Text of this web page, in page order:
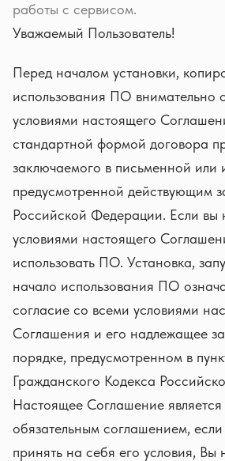
работы с сервисом.
Уважаемый Пользователь!
Перед началом установки,
использования ПО внимательно
условиями настоящего
стандартной формой договора
заключаемого в письменной или
предусмотренной действующим
Российской Федерации. Если вы
условиями настоящего
использовать ПО. Установка,
начало использования ПО
согласие со всеми условиями
Соглашения и его надлежащее
порядке, предусмотренном в
Гражданского Кодекса
Настоящее Соглашение
обязательным соглашением,
принять на себя его условия, Вы